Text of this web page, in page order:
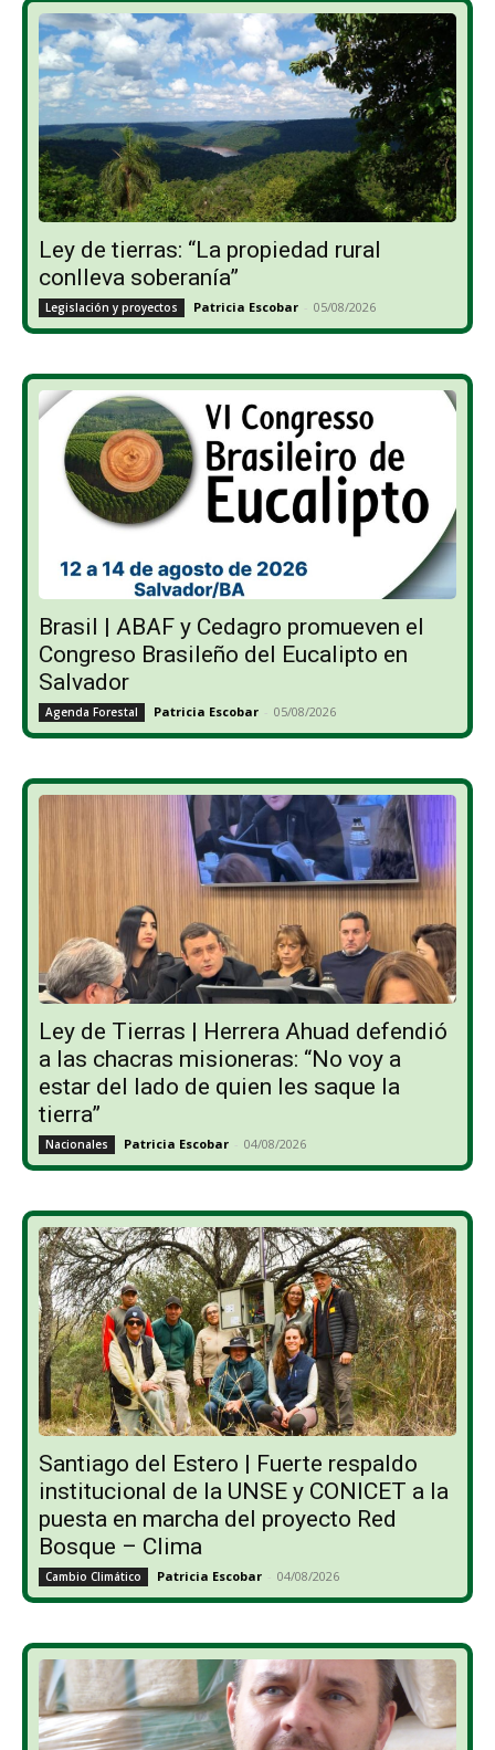
Ley de tierras: “La propiedad rural
conlleva soberanía”
Legislación y proyectos Patricia Escobar - 05/08/2026
Brasil | ABAF y Cedagro promueven el
Congreso Brasileño del Eucalipto en
Salvador
Agenda Forestal Patricia Escobar - 05/08/2026
Ley de Tierras | Herrera Ahuad defendió
a las chacras misioneras: “No voy a
estar del lado de quien les saque la
tierra”
Nacionales Patricia Escobar - 04/08/2026
Santiago del Estero | Fuerte respaldo
institucional de la UNSE y CONICET a la
puesta en marcha del proyecto Red
Bosque – Clima
Cambio Climático Patricia Escobar - 04/08/2026